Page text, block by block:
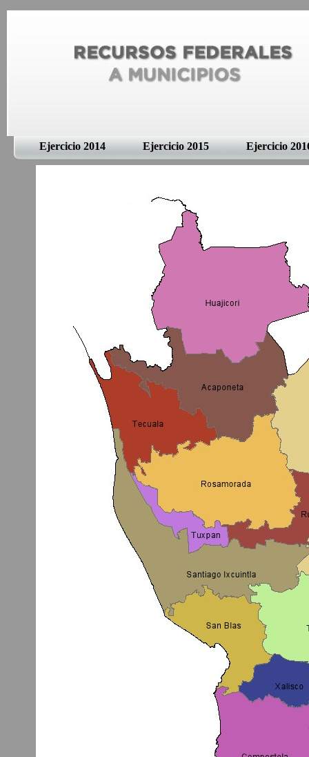
Ejercicio 2014 Ejercicio 2015 Ejercicio